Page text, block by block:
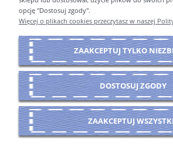
INFORMACJE
O NAS
POKAŻ PEŁNĄ WERSJĘ
Sklep internetowy Shoper
opcję "Dostosuj zgody".
Więcej o plikach cookies przeczytasz w naszej
ZAAKCEPTUJ TYLKO
DOSTOSUJ ZGODY
ZAAKCEPTUJ